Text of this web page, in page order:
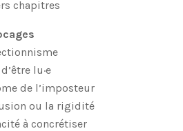
chapitres
lu·e
de l’imposteur
ou la rigidité
à concrétiser